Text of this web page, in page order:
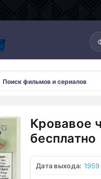
Кровавое
бесплатно
Дата выхода: 1959